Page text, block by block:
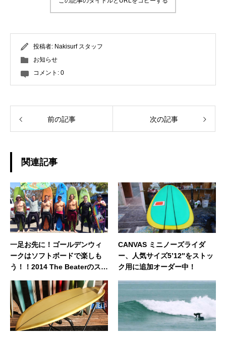
投稿者: Nakisurf スタッフ
お知らせ
コメント: 0
前の記事 次の記事
関連記事
一足お先に！ゴールデンウィ
ークはソフトボードで楽しも
う！！2014 The Beaterのスト
CANVAS ミニノーズライダ
ー、人気サイズ5’12″をストッ
ク用に追加オーダー中！